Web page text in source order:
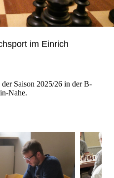
im Einrich
Saison 2025/26 in der B-
Nahe.